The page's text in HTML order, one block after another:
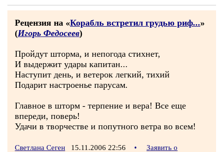
Рецензия на «Корабль встретил грудью риф...»
(Игорь Федосеев)
Пройдут шторма, и непогода стихнет,
И выдержит удары капитан...
Наступит день, и ветерок легкий, тихий
Подарит настроенье парусам.
Главное в шторм - терпение и вера! Все еще
впереди, поверь!
Удачи в творчестве и попутного ветра во всем!
Светлана Сеген 15.11.2006 22:56 •
Заявить о